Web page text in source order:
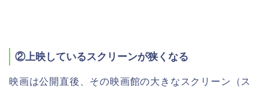
②上映しているスクリーンが狭くなる
映画は公開直後、その映画館の大きなスクリーン（ス